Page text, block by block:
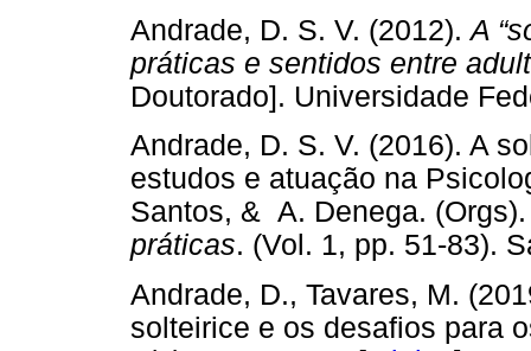
Andrade, D. S. V. (2012).A
práticas e sentidos entre
Doutorado]. Universidade
Andrade, D. S. V. (2016). A
estudos e atuação na
Santos, & A. Denega.
práticas. (Vol. 1, pp. 51-
Andrade, D., Tavares, M.
solteirice e os desafios para